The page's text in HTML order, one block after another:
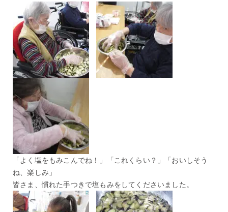
「よく塩をもみこんでね！」「これくらい？」「おいしそう
ね、楽しみ」
皆さま、慣れた手つきで塩もみをしてくださいました。